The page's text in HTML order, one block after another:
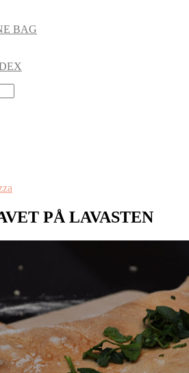
BAG
PÅ LAVASTEN